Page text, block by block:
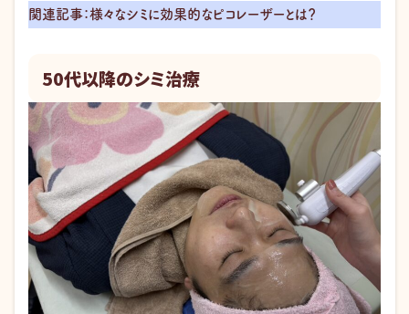
関連記事：様々なシミに効果的なピコレーザーとは？
50代以降のシミ治療